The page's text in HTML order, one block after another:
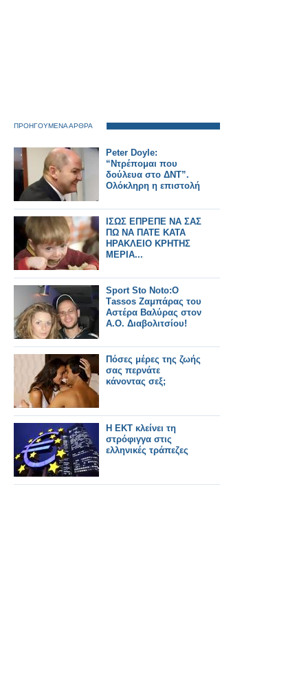
ΠΡΟΗΓΟΥΜΕΝΑ ΑΡΘΡΑ
Peter Doyle:
“Ντρέπομαι που
δούλευα στο ΔΝΤ”.
Ολόκληρη η επιστολή
ΙΣΩΣ ΕΠΡΕΠΕ ΝΑ ΣΑΣ
ΠΩ ΝΑ ΠΑΤΕ ΚΑΤΑ
ΗΡΑΚΛΕΙΟ ΚΡΗΤΗΣ
ΜΕΡΙΑ...
Sport Sto Noto:O
Τassos Zαμπάρας του
Αστέρα Βαλύρας στον
A.Ο. Διαβολιτσίου!
Πόσες μέρες της ζωής
σας περνάτε
κάνοντας σεξ;
Η ΕΚΤ κλείνει τη
στρόφιγγα στις
ελληνικές τράπεζες